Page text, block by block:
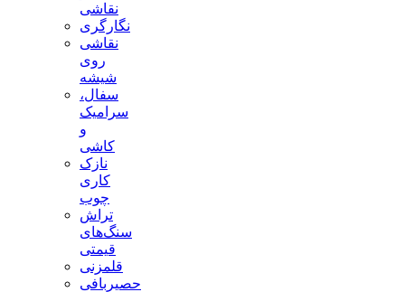
نقاشی
نگارگری
نقاشی
روی
شیشه
سفال،
سرامیک
و
کاشی
نازک
کاری
چوب
تراش
سنگ‌های
قیمتی
قلمزنی
حصیربافی